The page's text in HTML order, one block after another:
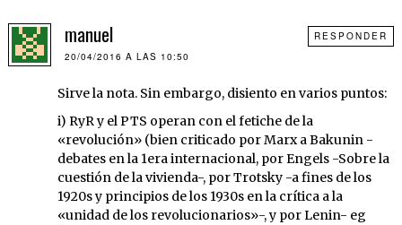
manuel
20/04/2016 A LAS 10:50
Sirve la nota. Sin embargo, disiento en varios puntos:
i) RyR y el PTS operan con el fetiche de la
«revolución» (bien criticado por Marx a Bakunin -
debates en la 1era internacional, por Engels -Sobre la
cuestión de la vivienda-, por Trotsky -a fines de los
1920s y principios de los 1930s en la crítica a la
«unidad de los revolucionarios»-, y por Lenin- eg
RESPONDER